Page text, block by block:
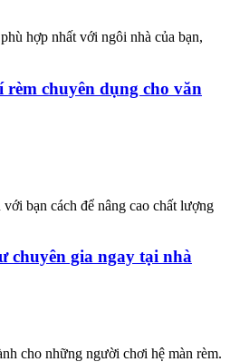
hợp nhất với ngôi nhà của bạn,
chuyên dụng cho văn
bạn cách để nâng cao chất lượng
chuyên gia ngay tại nhà
cho những người chơi hệ màn rèm.